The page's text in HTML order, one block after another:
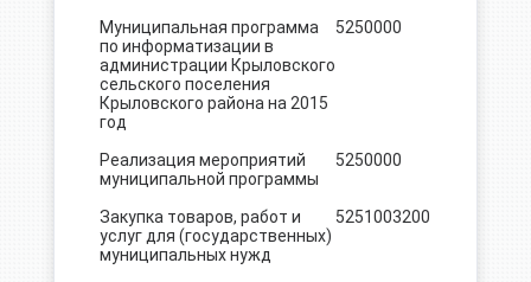
Муниципальная программа
по информатизации в
администрации Крыловского
сельского поселения
Крыловского района на 2015
год
5250000
Реализация мероприятий
муниципальной программы
5250000
Закупка товаров, работ и
услуг для (государственных)
муниципальных нужд
5251003200